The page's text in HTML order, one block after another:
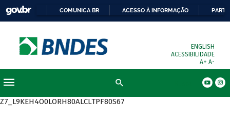
COMUNICA BR ACESSO À INFORMAÇÃO
ENGLISH
ACESSIBILIDADE
A+ A-
Z7_L9KEH4O0LORH80ALCLTPF80S67